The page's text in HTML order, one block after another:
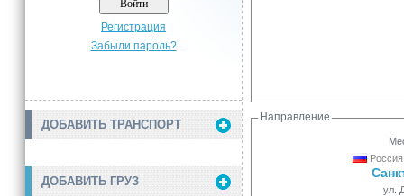
Регистрация
Забыли пароль?
ДОБАВИТЬ ТРАНСПОРТ
ДОБАВИТЬ ГРУЗ
Направление
ул.